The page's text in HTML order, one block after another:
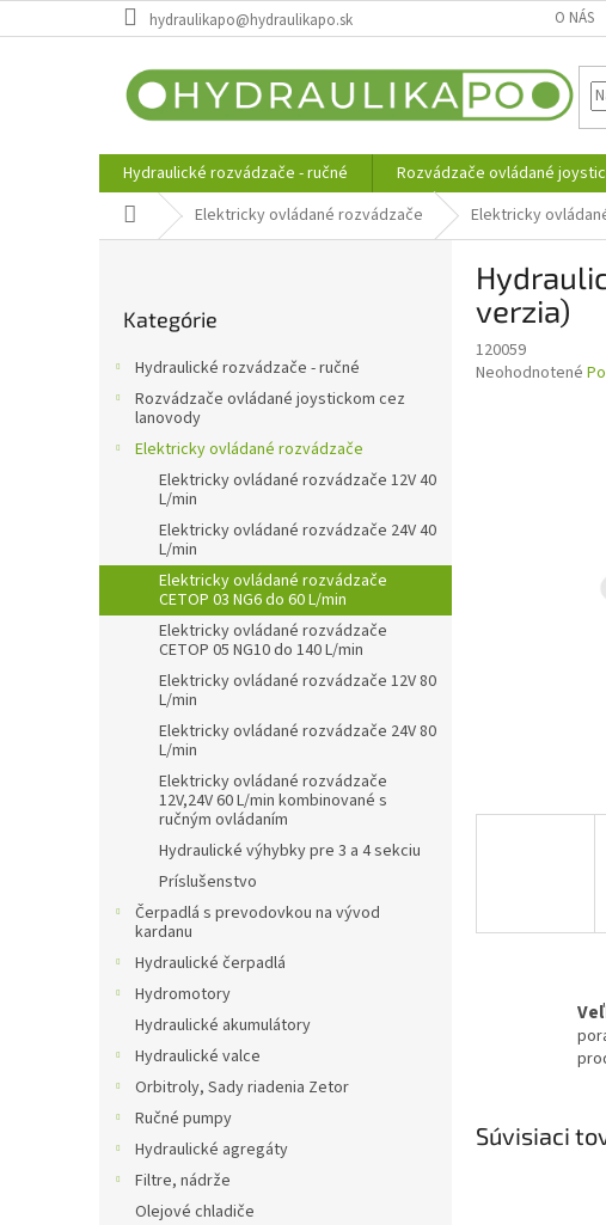
na
hydraulikapo@hydraulikapo.sk O NÁS
Hydraulické rozvádzače - ručné Rozvádzače ovládané
DomovElektricky ovládané rozvádzače Elektricky
kategórie
Kategórie
Hydraulické rozvádzače - ručné
Rozvádzače ovládané joystickom cez
lanovody
Elektricky ovládané rozvádzače
Elektricky ovládané rozvádzače 12V 40
L/min
Elektricky ovládané rozvádzače 24V 40
L/min
Elektricky ovládané rozvádzače
CETOP 03 NG6 do 60 L/min
Elektricky ovládané rozvádzače
CETOP 05 NG10 do 140 L/min
Elektricky ovládané rozvádzače 12V 80
L/min
Elektricky ovládané rozvádzače 24V 80
L/min
Elektricky ovládané rozvádzače
12V,24V 60 L/min kombinované s
ručným ovládaním
Hydraulické výhybky pre 3 a 4 sekciu
Príslušenstvo
Čerpadlá s prevodovkou na vývod
kardanu
Hydraulické čerpadlá
Hydromotory
Hydraulické akumulátory
Hydraulické valce
Orbitroly, Sady riadenia Zetor
Ručné pumpy
Hydraulické agregáty
Filtre, nádrže
Olejové chladiče
verzia)
120059
Priemerné
Neohodnotené
Súvisiaci